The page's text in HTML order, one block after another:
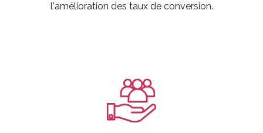
l'amélioration des taux de conversion.